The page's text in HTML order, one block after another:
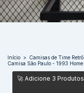
Início > Camisas de Time Retrô
Camisa São Paulo - 1993 Home